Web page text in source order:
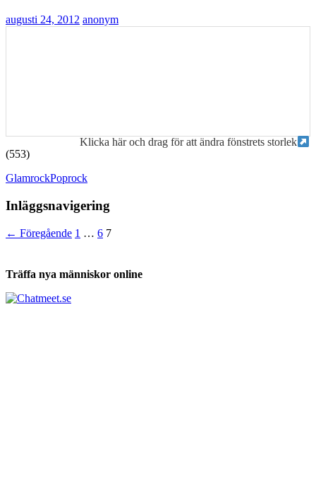
augusti 24, 2012 anonym
Klicka här och drag för att ändra fönstrets storlek
(553)
GlamrockPoprock
Inläggsnavigering
← Föregående 1 … 6 7
Tabs och ackord för både bas och gitarr
Träffa nya människor online